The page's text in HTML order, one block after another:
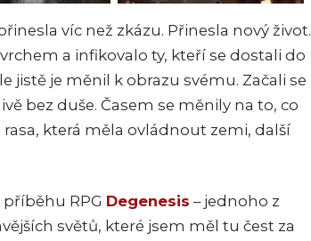
víc než zkázu. Přinesla nový život.
a infikovalo ty, kteří se dostali do
jistě je měnil k obrazu svému. Začali se
bez duše. Časem se měnily na to, co
která měla ovládnout zemi, další
RPG Degenesis – jednoho z
světů, které jsem měl tu čest za